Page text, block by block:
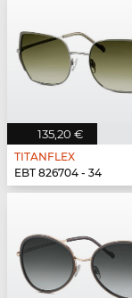
135,20 €
TITANFLEX
EBT 826704 - 34